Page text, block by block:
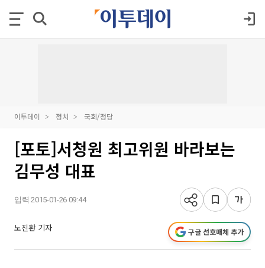
이투데이 정치 국회/정당
[포토]서청원 최고위원 바라보는
김무성 대표
입력 2015-01-26 09:44
노진환 기자 구글 선호매체 추가